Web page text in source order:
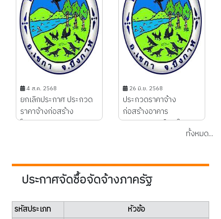
4 ส.ค. 2568
ยกเลิกประกาศ ประกวด
ราคาจ้างก่อสร้าง
โครงการอาคาร
26 มิ.ย. 2568
ประกวดราคาจ้าง
ก่อสร้างอาคาร
เอนกประสงค์ภายใน
ทั้งหมด...
ประกาศจัดชื้อจัดจ้างภาครัฐ
รหัสประเภท หัวข้อ